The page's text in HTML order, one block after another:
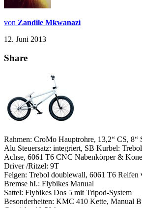
von Zandile Mkwanazi
12. Juni 2013
Share
Rahmen: CroMo Hauptrohre, 13,2“ CS,
Alu Steuersatz: integriert, SB Kurbel:
Achse, 6061 T6 CNC Nabenkörper &
Driver /Ritzel: 9T
Felgen: Trebol doublewall, 6061 T6 Reifen
Bremse hI.: Flybikes Manual
Sattel: Flybikes Dos 5 mit Tripod-System
Besonderheiten: KMC 410 Kette, Manual